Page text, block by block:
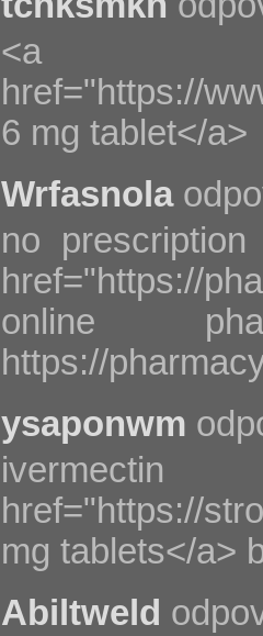
<a
href="https://
6 mg tablet</a>
Wrfasnola
no
href="https://
online
https://
ysaponwm
href="https://
mg tablets</a>
Abiltweld